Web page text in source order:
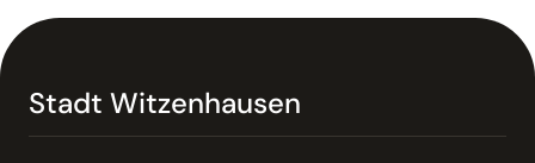
Stadt Witzenhausen